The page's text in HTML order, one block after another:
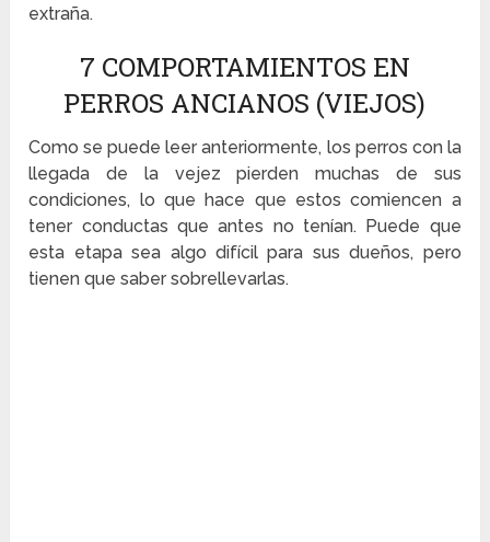
extraña.
7 COMPORTAMIENTOS EN
PERROS ANCIANOS (VIEJOS)
Como se puede leer anteriormente, los perros con la
llegada de la vejez pierden muchas de sus
condiciones, lo que hace que estos comiencen a
tener conductas que antes no tenían. Puede que
esta etapa sea algo difícil para sus dueños, pero
tienen que saber sobrellevarlas.